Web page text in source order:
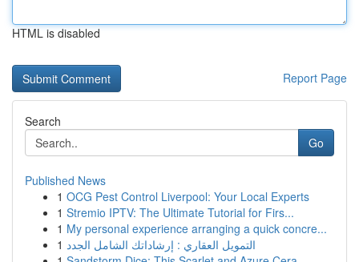
HTML is disabled
Report Page
Search
Go
Published News
1 OCG Pest Control Liverpool: Your Local Experts
1 Stremio IPTV: The Ultimate Tutorial for Firs...
1 My personal experience arranging a quick concre...
1 التمويل العقاري : إرشاداتك الشامل الجدد